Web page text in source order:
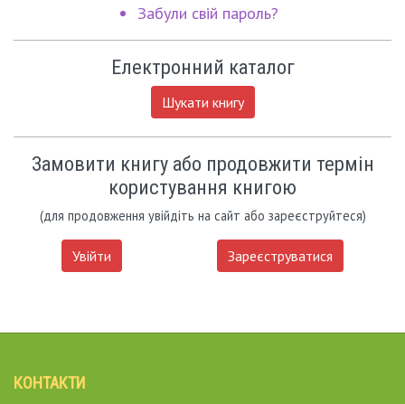
Забули свій пароль?
Електронний каталог
Шукати книгу
Замовити книгу або продовжити термін
користування книгою
(для продовження увійдіть на сайт або зареєструйтеся)
Увійти Зареєструватися
КОНТАКТИ